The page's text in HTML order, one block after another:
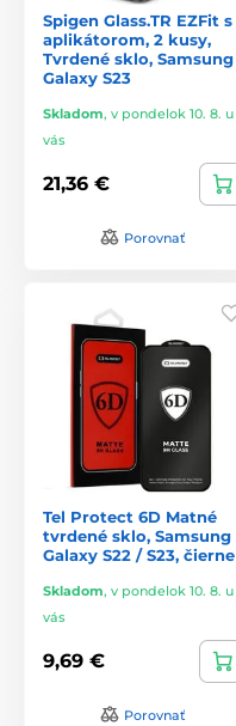
Spigen Glass.TR EZFit s
aplikátorom, 2 kusy,
Tvrdené sklo, Samsung
Galaxy S23
Skladom, v pondelok 10. 8. u
vás
21,36 €
Porovnať
Tel Protect 6D Matné
tvrdené sklo, Samsung
Galaxy S22 / S23, čierne
Skladom, v pondelok 10. 8. u
vás
9,69 €
Porovnať